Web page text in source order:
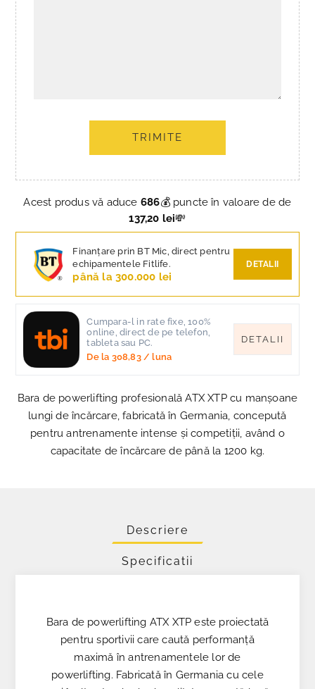
TRIMITE
Acest produs vă aduce 686💰 puncte în valoare de de
137,20 lei💸
Finanțare prin BT Mic, direct pentru
echipamentele Fitlife.
până la 300.000 lei
DETALII
Cumpara-l in rate fixe, 100%
online, direct de pe telefon,
tableta sau PC.
De la 308,83/ luna
DETALII
Bara de powerlifting profesională ATX XTP cu manșoane
lungi de încărcare, fabricată în Germania, concepută
pentru antrenamente intense și competiții, având o
capacitate de încărcare de până la 1200 kg.
Descriere
Specificatii
Bara de powerlifting ATX XTP este proiectată
pentru sportivii care caută performanță
maximă în antrenamentele lor de
powerlifting. Fabricată în Germania cu cele